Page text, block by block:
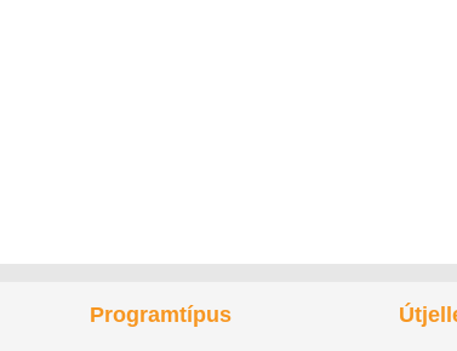
Programtípus